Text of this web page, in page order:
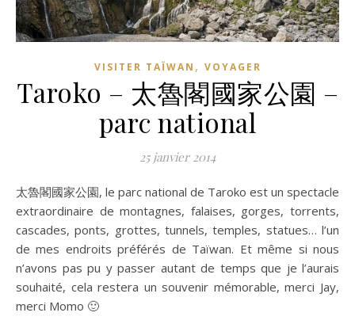
VISITER TAÏWAN , VOYAGER
Taroko – 太魯閣國家公園 –
parc national
25 janvier 2014
太魯閣國家公園, le parc national de Taroko est un spectacle
extraordinaire de montagnes, falaises, gorges, torrents,
cascades, ponts, grottes, tunnels, temples, statues… l’un
de mes endroits préférés de Taïwan. Et même si nous
n’avons pas pu y passer autant de temps que je l’aurais
souhaité, cela restera un souvenir mémorable, merci Jay,
merci Momo 🙂